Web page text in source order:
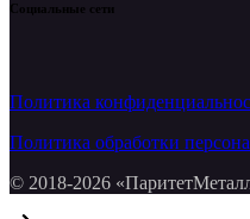
Социальные сети
Политика
Политика обработки
© 2018-2026